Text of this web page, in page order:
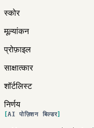
स्कोर
मूल्यांकन
प्रोफ़ाइल
साक्षात्कार
शॉर्टलिस्ट
निर्णय
AI पोज़िशन बिल्डर